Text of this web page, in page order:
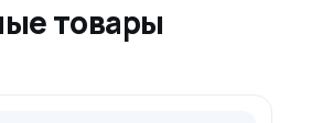
товары